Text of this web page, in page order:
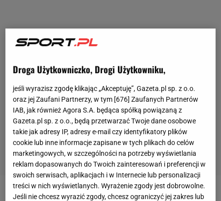
"Legion of Valkyrie" toturniej32 drużyn, w którym
Droga Użytkowniczko, Drogi Użytkowniku,
jeśli wyrazisz zgodę klikając „Akceptuję”, Gazeta.pl sp. z o.o.
oraz jej Zaufani Partnerzy, w tym [676] Zaufanych Partnerów
IAB, jak również Agora S.A. będąca spółką powiązaną z
Gazeta.pl sp. z o.o., będą przetwarzać Twoje dane osobowe
takie jak adresy IP, adresy e-mail czy identyfikatory plików
cookie lub inne informacje zapisane w tych plikach do celów
marketingowych, w szczególności na potrzeby wyświetlania
reklam dopasowanych do Twoich zainteresowań i preferencji w
swoich serwisach, aplikacjach i w Internecie lub personalizacji
treści w nich wyświetlanych. Wyrażenie zgody jest dobrowolne.
Jeśli nie chcesz wyrazić zgody, chcesz ograniczyć jej zakres lub